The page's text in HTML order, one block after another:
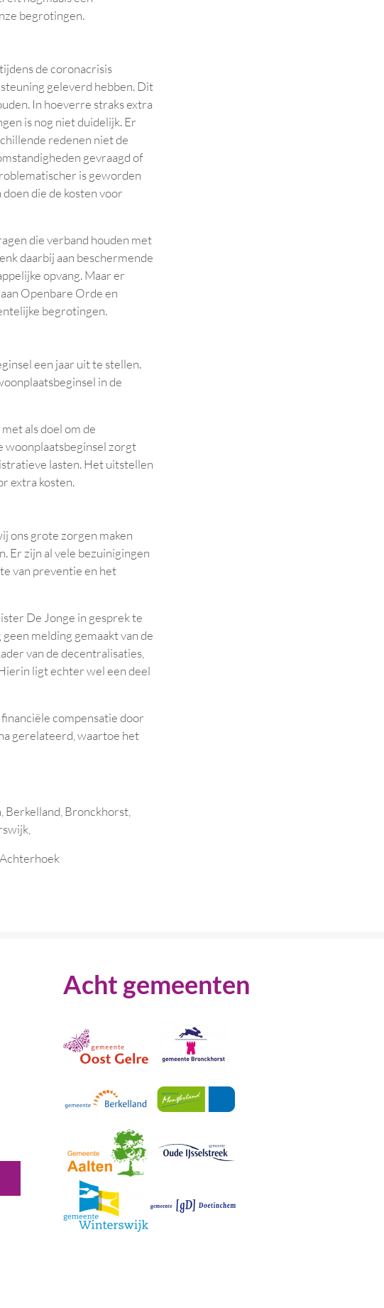
begrotingen.
de coronacrisis
geleverd hebben. Dit
In hoeverre straks extra
is nog niet duidelijk. Er
redenen niet de
gevraagd of
is geworden
die de kosten voor
die verband houden met
daarbij aan beschermende
opvang. Maar er
Openbare Orde en
begrotingen.
een jaar uit te stellen.
in de
als doel om de
woonplaatsbeginsel zorgt
lasten. Het uitstellen
extra kosten.
ons grote zorgen maken
Er zijn al vele bezuinigingen
van preventie en het
De Jonge in gesprek te
melding gemaakt van de
van de decentralisaties,
ligt echter wel een deel
compensatie door
gerelateerd, waartoe het
Berkelland, Bronckhorst,
Acht gemeenten